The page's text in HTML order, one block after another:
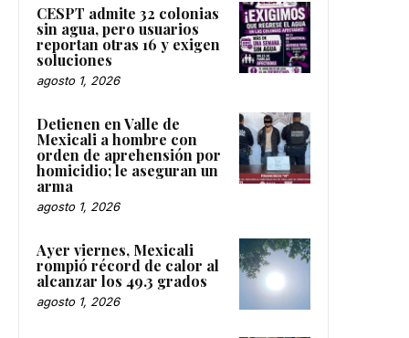
CESPT admite 32 colonias
sin agua, pero usuarios
reportan otras 16 y exigen
soluciones
agosto 1, 2026
Detienen en Valle de
Mexicali a hombre con
orden de aprehensión por
homicidio; le aseguran un
arma
agosto 1, 2026
Ayer viernes, Mexicali
rompió récord de calor al
alcanzar los 49.3 grados
agosto 1, 2026